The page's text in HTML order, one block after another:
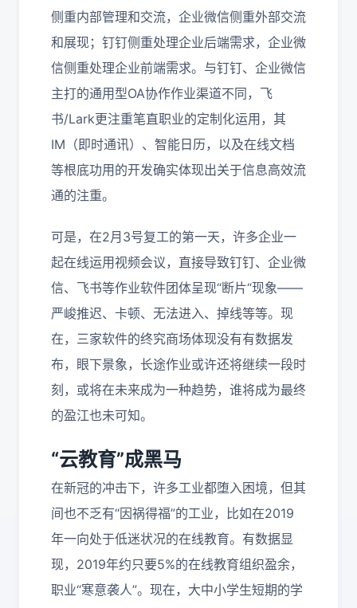
侧重内部管理和交流，企业微信侧重外部交流
和展现；钉钉侧重处理企业后端需求，企业微
信侧重处理企业前端需求。与钉钉、企业微信
主打的通用型OA协作作业渠道不同，飞
书/Lark更注重笔直职业的定制化运用，其
IM（即时通讯）、智能日历，以及在线文档
等根底功用的开发确实体现出关于信息高效流
通的注重。
可是，在2月3号复工的第一天，许多企业一
起在线运用视频会议，直接导致钉钉、企业微
信、飞书等作业软件团体呈现“断片“现象——
严峻推迟、卡顿、无法进入、掉线等等。现
在，三家软件的终究商场体现没有有数据发
布，眼下景象，长途作业或许还将继续一段时
刻，或将在未来成为一种趋势，谁将成为最终
的盈江也未可知。
“云教育”成黑马
在新冠的冲击下，许多工业都堕入困境，但其
间也不乏有“因祸得福”的工业，比如在2019
年一向处于低迷状况的在线教育。有数据显
现，2019年约只要5%的在线教育组织盈余，
职业“寒意袭人”。现在，大中小学生短期的学